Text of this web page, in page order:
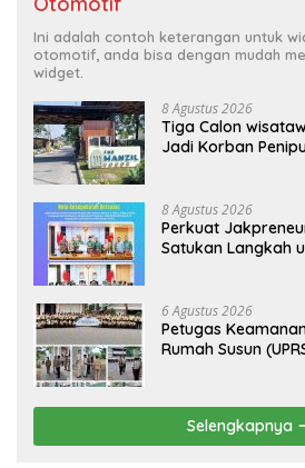
Ini adalah contoh keterangan untuk
otomotif, anda bisa dengan mudah
widget.
8 Agustus 2026
Tiga Calon
Jadi Korban
8 Agustus 2026
Perkuat
Satukan Langkah
6 Agustus 2026
Petugas
Rumah Susun
Bhabinkamtibmas
Selengkapnya